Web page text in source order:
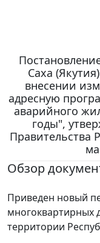
Саха
внесении
адресную
аварийного
годы",
Правительства
Обзор
Приведен новый
многоквартирных
территории